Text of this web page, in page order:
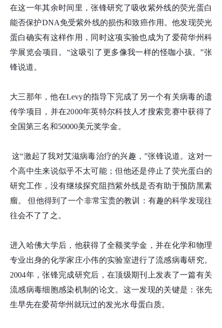
在这一年其余时间里，张锋研究了吸收紫外线的荧光蛋白
能否保护DNA免受紫外线的损伤和致癌作用。他发现荧光
蛋白确实有这样作用，同时这项实验也成为了爱荷华州科
学展览会项目。“这吸引了更多像我一样的怪咖小孩。”张
锋说道。
大三那年，他在Levy的指导下完成了另一个有关病毒的遗
传学项目，并在2000年英特尔科技人才搜索竞赛中获得了
全国第三名和50000美元奖学金。
这“激起了我对艾滋病毒治疗的兴趣，”张锋说道。这对一
个高中生来说似乎不太可能；但他还是停止了荧光蛋白的
研究工作，没有继续探究阻挡紫外线是否有助于预防黑素
瘤。 但他得到了一个非常宝贵的教训：有趣的科学发现往
往会不了了之。
进入哈佛大学后，他获得了全额奖学金，并在化学和物理
专业出身的化学家庄小伟的实验室进行了流感病毒研究。
2004年，张锋完成研究后，在顶级期刊上发表了一篇有关
流感病毒细胞感染机制的论文。这一发现的关键是：张先
生早先在爱荷华州就玩过的发光水母蛋白质。